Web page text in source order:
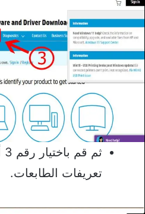
تعريفات الطابعات.